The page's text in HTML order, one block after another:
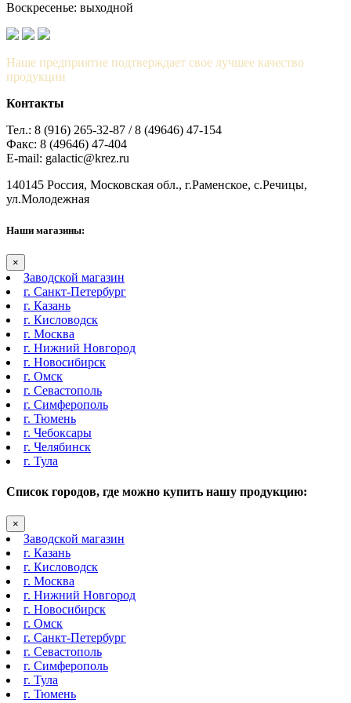
Воскресенье: выходной
Наше предприятие подтверждает свое лучшее качество
продукции
Контакты
Тел.: 8 (916) 265-32-87 / 8 (49646) 47-154
Факс: 8 (49646) 47-404
E-mail: galactic@krez.ru
140145 Россия, Московская обл., г.Раменское, с.Речицы,
ул.Молодежная
Наши магазины:
×
Заводской магазин
г. Санкт-Петербург
г. Казань
г. Кисловодск
г. Москва
г. Нижний Новгород
г. Новосибирск
г. Омск
г. Севастополь
г. Симферополь
г. Тюмень
г. Чебоксары
г. Челябинск
г. Тула
Список городов, где можно купить нашу продукцию:
×
Заводской магазин
г. Казань
г. Кисловодск
г. Москва
г. Нижний Новгород
г. Новосибирск
г. Омск
г. Санкт-Петербург
г. Севастополь
г. Симферополь
г. Тула
г. Тюмень